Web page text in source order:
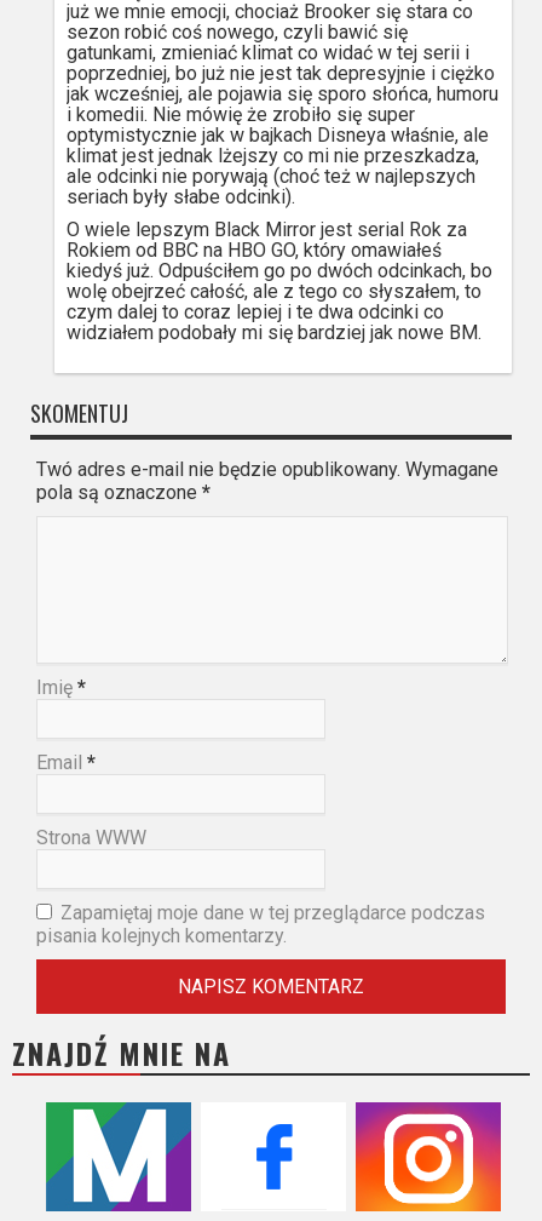
już we mnie emocji, chociaż Brooker się stara co
sezon robić coś nowego, czyli bawić się
gatunkami, zmieniać klimat co widać w tej serii i
poprzedniej, bo już nie jest tak depresyjnie i ciężko
jak wcześniej, ale pojawia się sporo słońca, humoru
i komedii. Nie mówię że zrobiło się super
optymistycznie jak w bajkach Disneya właśnie, ale
klimat jest jednak lżejszy co mi nie przeszkadza,
ale odcinki nie porywają (choć też w najlepszych
seriach były słabe odcinki).
O wiele lepszym Black Mirror jest serial Rok za
Rokiem od BBC na HBO GO, który omawiałeś
kiedyś już. Odpuściłem go po dwóch odcinkach, bo
wolę obejrzeć całość, ale z tego co słyszałem, to
czym dalej to coraz lepiej i te dwa odcinki co
widziałem podobały mi się bardziej jak nowe BM.
SKOMENTUJ
Twó adres e-mail nie będzie opublikowany. Wymagane
pola są oznaczone *
Imię *
Email *
Strona WWW
Zapamiętaj moje dane w tej przeglądarce podczas
pisania kolejnych komentarzy.
ZNAJDŹ MNIE NA